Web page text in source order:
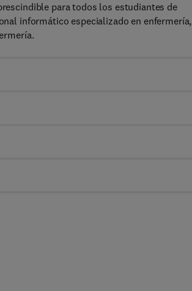
para todos los estudiantes de
informático especializado en enfermería,